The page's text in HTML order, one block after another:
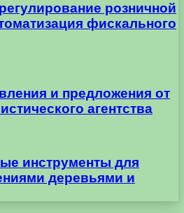
розничной
фискального
и предложения от
агентства
инструменты для
деревьями и